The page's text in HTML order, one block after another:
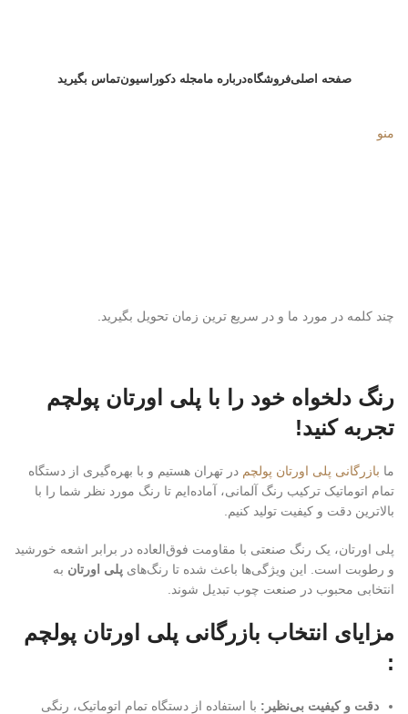
صفحه اصلیفروشگاهدرباره مامجله دکوراسیونتماس بگیرید
منو
چند کلمه در مورد ما و در سریع ترین زمان تحویل بگیرید.
رنگ دلخواه خود را با پلی اورتان پولچم
تجربه کنید!
ما بازرگانی پلی اورتان پولچم در تهران هستیم و با بهره‌گیری از دستگاه
تمام اتوماتیک ترکیب رنگ آلمانی، آماده‌ایم تا رنگ مورد نظر شما را با
بالاترین دقت و کیفیت تولید کنیم.
پلی اورتان، یک رنگ صنعتی با مقاومت فوق‌العاده در برابر اشعه خورشید
و رطوبت است. این ویژگی‌ها باعث شده تا رنگ‌های پلی اورتان به
انتخابی محبوب در صنعت چوب تبدیل شوند.
مزایای انتخاب بازرگانی پلی اورتان پولچم
:
دقت و کیفیت بی‌نظیر: با استفاده از دستگاه تمام اتوماتیک، رنگی